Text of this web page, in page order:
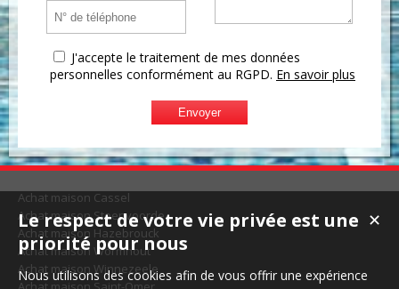
J'accepte le traitement de mes données
personnelles conformément au RGPD. En savoir plus
Achat maison Cassel
Achat maison Steenvoorde
Achat maison Hazebrouck
Achat maison Wormhout
Achat maison Winnezeele
✕
Le respect de votre vie privée est une
priorité pour nous
Nous utilisons des cookies afin de vous offrir une expérience